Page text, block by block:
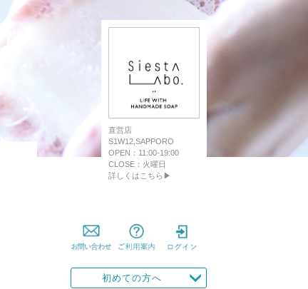
直営店
S1W12,SAPPORO
OPEN：11:00-19:00
CLOSE：火曜日
詳しくはこちら▶
初めての方へ